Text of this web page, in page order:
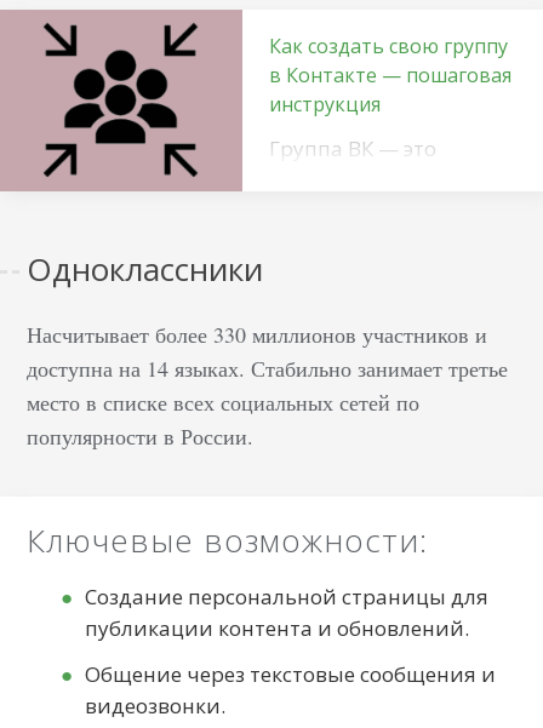
Как создать свою группу
в Контакте — пошаговая
инструкция
Группа ВК — это
сначала давайте
определимся, какие
паблики бывают и с
компании — для
улучшения
лояльности, быстрого
потребителями,
Одноклассники
Насчитывает более 330 миллионов участников и
доступна на 14 языках. Стабильно занимает третье
место в списке всех социальных сетей по
популярности в России.
Ключевые возможности:
Создание персональной страницы для
публикации контента и обновлений.
Общение через текстовые сообщения и
видеозвонки.